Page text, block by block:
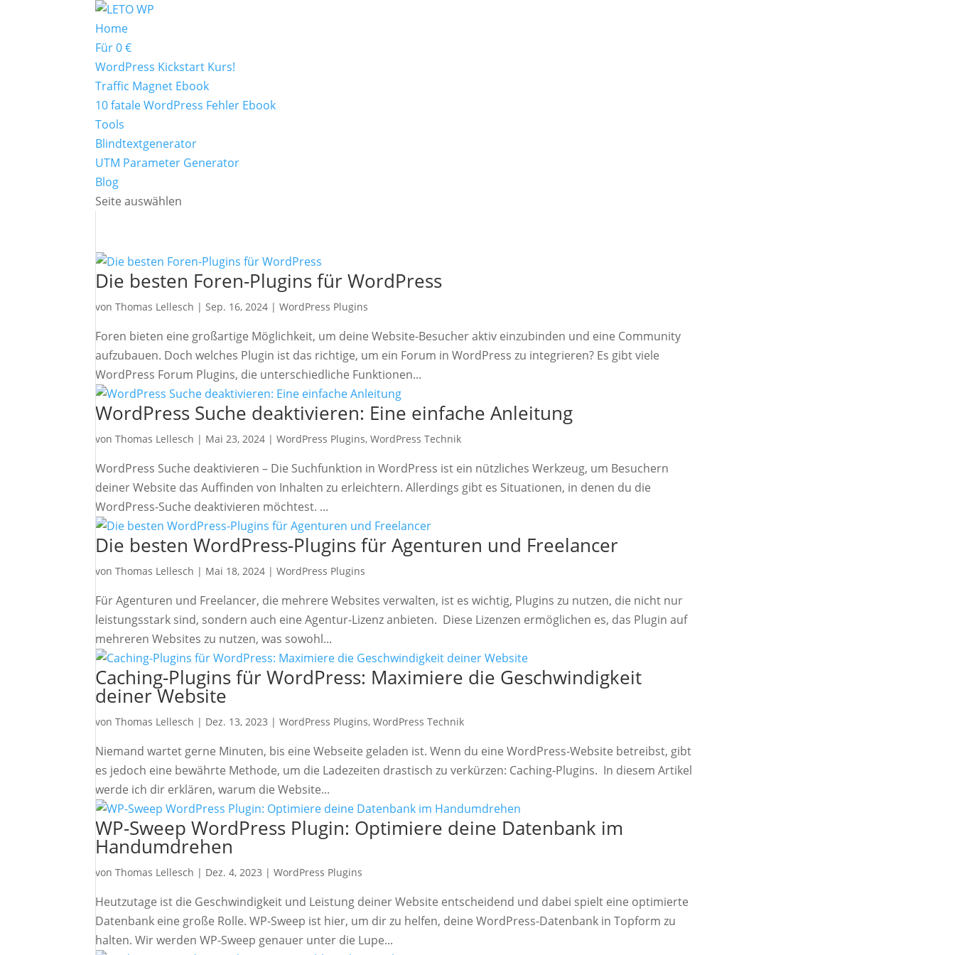
Home
Für 0 €
WordPress Kickstart Kurs!
Traffic Magnet Ebook
10 fatale WordPress Fehler Ebook
Tools
Blindtextgenerator
UTM Parameter Generator
Blog
Seite auswählen
Die besten Foren-Plugins für WordPress
vonThomas Lellesch |Sep. 16, 2024 |WordPress Plugins
Foren bieten eine großartige Möglichkeit, um deine Website-Besucher aktiv einzubinden und eine Community
aufzubauen. Doch welches Plugin ist das richtige, um ein Forum in WordPress zu integrieren? Es gibt viele
WordPress Forum Plugins, die unterschiedliche Funktionen...
WordPress Suche deaktivieren: Eine einfache Anleitung
vonThomas Lellesch | Mai 23, 2024 |WordPress Plugins,WordPress Technik
WordPress Suche deaktivieren – Die Suchfunktion in WordPress ist ein nützliches Werkzeug, um Besuchern
deiner Website das Auffinden von Inhalten zu erleichtern. Allerdings gibt es Situationen, in denen du die
WordPress-Suche deaktivieren möchtest. ...
Die besten WordPress-Plugins für Agenturen und Freelancer
vonThomas Lellesch | Mai 18, 2024 |WordPress Plugins
Für Agenturen und Freelancer, die mehrere Websites verwalten, ist es wichtig, Plugins zu nutzen, die nicht nur
leistungsstark sind, sondern auch eine Agentur-Lizenz anbieten. Diese Lizenzen ermöglichen es, das Plugin auf
mehreren Websites zu nutzen, was sowohl...
Caching-Plugins für WordPress: Maximiere die Geschwindigkeit
deiner Website
vonThomas Lellesch | Dez. 13, 2023 |WordPress Plugins,WordPress Technik
Niemand wartet gerne Minuten, bis eine Webseite geladen ist. Wenn du eine WordPress-Website betreibst, gibt
es jedoch eine bewährte Methode, um die Ladezeiten drastisch zu verkürzen: Caching-Plugins. In diesem Artikel
werde ich dir erklären, warum die Website...
WP-Sweep WordPress Plugin: Optimiere deine Datenbank im
Handumdrehen
vonThomas Lellesch | Dez. 4, 2023 |WordPress Plugins
Heutzutage ist die Geschwindigkeit und Leistung deiner Website entscheidend und dabei spielt eine optimierte
Datenbank eine große Rolle. WP-Sweep ist hier, um dir zu helfen, deine WordPress-Datenbank in Topform zu
halten. Wir werden WP-Sweep genauer unter die Lupe...